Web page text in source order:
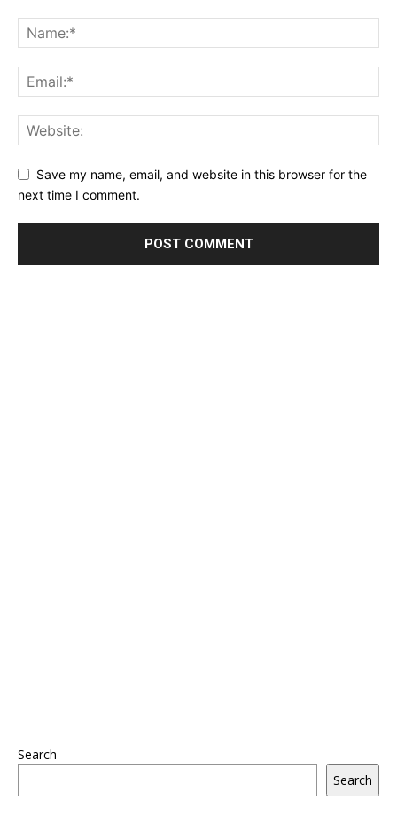
Save my name, email, and website in this browser for the
next time I comment.
Search
Search